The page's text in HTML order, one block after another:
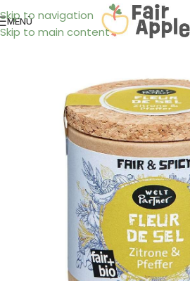
Skip to navigation
Skip to main content
MENÜ